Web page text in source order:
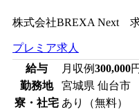
株式会社BREXA Next
プレミア求人
給与
月収例300,000円
勤務地
宮城県 仙台市
寮・社宅 あり（無料）